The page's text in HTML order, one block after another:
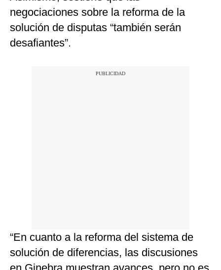
negociaciones sobre la reforma de la
solución de disputas “también serán
desafiantes”.
“En cuanto a la reforma del sistema de
solución de diferencias, las discusiones